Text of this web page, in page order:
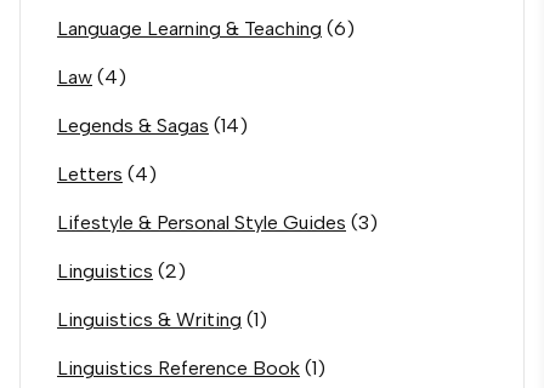
Language Learning & Teaching (6)
Law (4)
Legends & Sagas (14)
Letters (4)
Lifestyle & Personal Style Guides (3)
Linguistics (2)
Linguistics & Writing (1)
Linguistics Reference Book (1)